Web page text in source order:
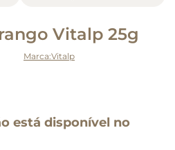
Vitalp 25g
Vitalp
está disponível no